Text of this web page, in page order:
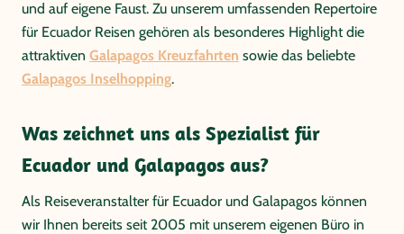
und auf eigene Faust. Zu unserem umfassenden Repertoire
für Ecuador Reisen gehören als besonderes Highlight die
attraktiven Galapagos Kreuzfahrten sowie das beliebte
Galapagos Inselhopping.
Was zeichnet uns als Spezialist für
Ecuador und Galapagos aus?
Als Reiseveranstalter für Ecuador und Galapagos können
wir Ihnen bereits seit 2005 mit unserem eigenen Büro in